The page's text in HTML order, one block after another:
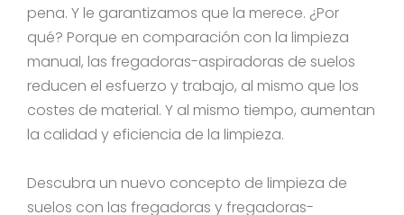
pena. Y le garantizamos que la merece. ¿Por
qué? Porque en comparación con la limpieza
manual, las fregadoras-aspiradoras de suelos
reducen el esfuerzo y trabajo, al mismo que los
costes de material. Y al mismo tiempo, aumentan
la calidad y eficiencia de la limpieza.
Descubra un nuevo concepto de limpieza de
suelos con las fregadoras y fregadoras-